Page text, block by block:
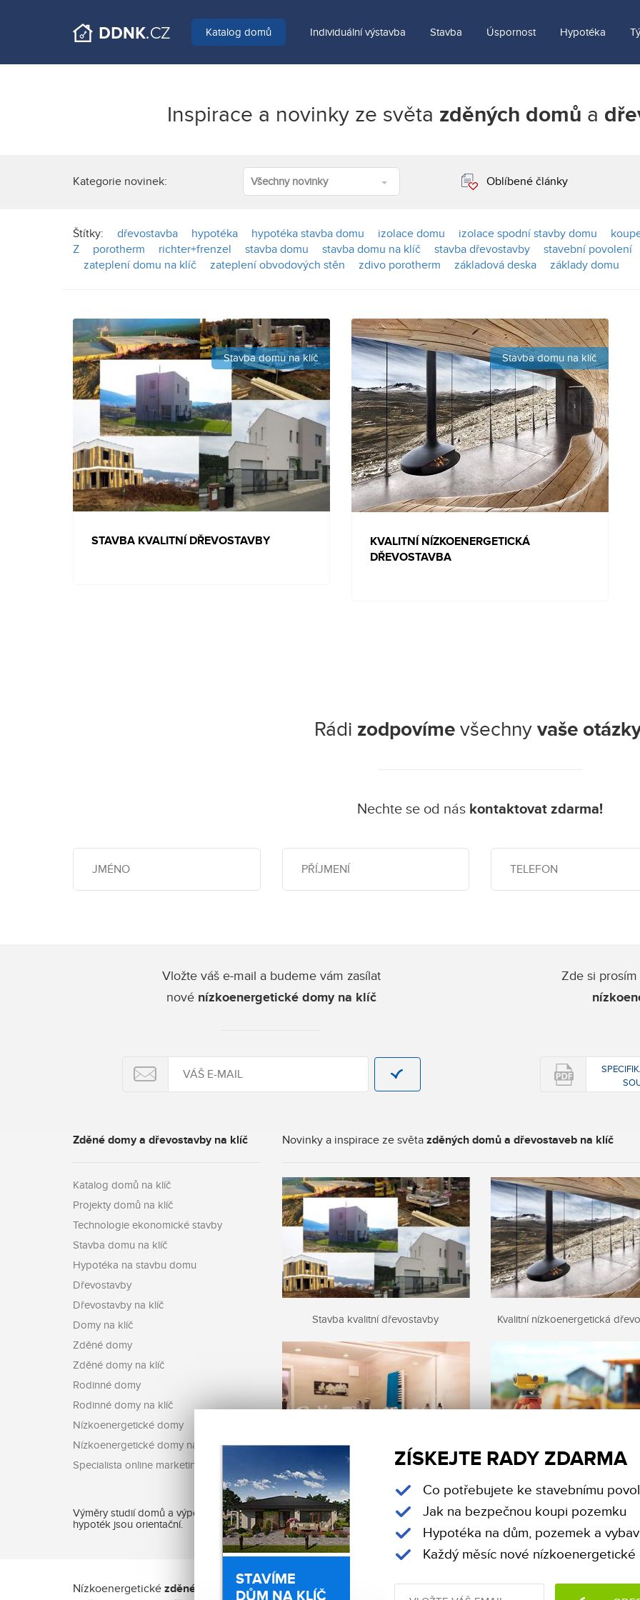
Katalog domů Individuální výstavba Stavba Úspornost Hypotéka
Inspirace a novinky ze světa zděných domů a
Kategorie novinek: Všechny novinky Oblíbené články
Štítky: dřevostavba hypotéka hypotéka stavba domu izolace domu izolace spodní stavby domu
Z
porotherm richter+frenzel stavba domu stavba domu na klíč stavba dřevostavby
stavební povolení
zateplení domu na klíč
zateplení obvodových stěn zdivo porotherm základová deska základy domu
Stavba domu na klíč
STAVBA KVALITNÍ DŘEVOSTAVBY
Stavba domu na klíč
KVALITNÍ NÍZKOENERGETICKÁ
DŘEVOSTAVBA
Rádi zodpovímevšechny vaše
Nechte se od nás kontaktovat zdarma!
Vložte váš e-mail a budeme vám zasílat
nové nízkoenergetické domy na klíč
Zde si prosím
Zděné domy a dřevostavby na klíč
Katalog domů na klíč
Projekty domů na klíč
Technologie ekonomické stavby
Stavba domu na klíč
Hypotéka na stavbu domu
Dřevostavby
Dřevostavby na klíč
Domy na klíč
Zděné domy
Zděné domy na klíč
Rodinné domy
Rodinné domy na klíč
Nízkoenergetické domy
Nízkoenergetické domy na klíč
Specialista online marketingu
Výměry studií domů a výpočty
hypoték jsou orientační.
Novinky a inspirace ze světa zděných domů a dřevostaveb na klíč
Stavba kvalitní dřevostavby Kvalitní nízkoenergetická
Koupelna německé kvality Projekt ke stavebnímu
Nízkoenergetické zděné domy
Facebook Twitter
STAVÍME
DŮM NA KLÍČ
ZÍSKEJTE RADY ZDARMA
Co potřebujete ke stavebnímu
Jak na bezpečnou koupi pozemku
Hypotéka na dům, pozemek a
Každý měsíc nové nízkoenergetické